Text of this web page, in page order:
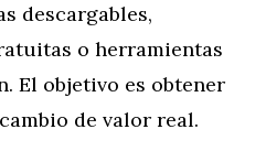
descargables,
o herramientas
El objetivo es obtener
de valor real.